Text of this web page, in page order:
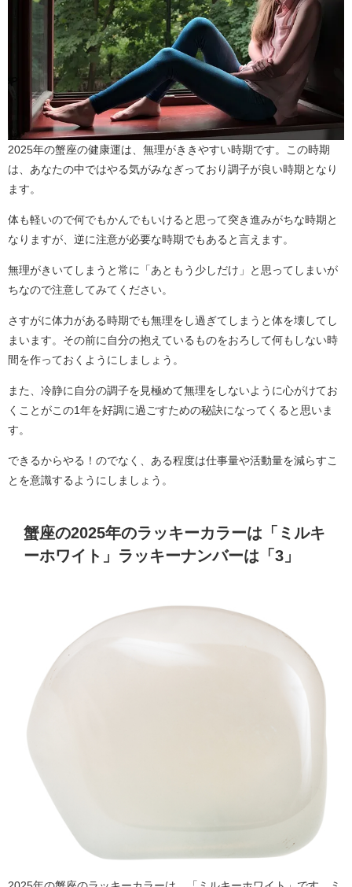
2025年の蟹座の健康運は、無理がききやすい時期です。この時期
は、あなたの中ではやる気がみなぎっており調子が良い時期となり
ます。
体も軽いので何でもかんでもいけると思って突き進みがちな時期と
なりますが、逆に注意が必要な時期でもあると言えます。
無理がきいてしまうと常に「あともう少しだけ」と思ってしまいが
ちなので注意してみてください。
さすがに体力がある時期でも無理をし過ぎてしまうと体を壊してし
まいます。その前に自分の抱えているものをおろして何もしない時
間を作っておくようにしましょう。
また、冷静に自分の調子を見極めて無理をしないように心がけてお
くことがこの1年を好調に過ごすための秘訣になってくると思いま
す。
できるからやる！のでなく、ある程度は仕事量や活動量を減らすこ
とを意識するようにしましょう。
蟹座の2025年のラッキーカラーは「ミルキ
ーホワイト」ラッキーナンバーは「3」